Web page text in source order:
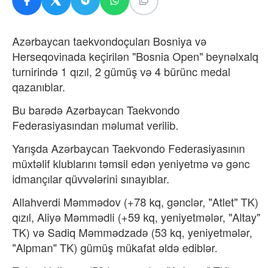
Azərbaycan taekvondoçuları Bosniya və
Herseqovinada keçirilən "Bosnia Open" beynəlxalq
turnirində 1 qızıl, 2 gümüş və 4 bürünc medal
qazanıblar.
Bu barədəAzərbaycan Taekvondo
Federasiyasından məlumat verilib.
Yarışda Azərbaycan Taekvondo Federasiyasının
müxtəlif klublarını təmsil edən yeniyetmə və gənc
idmançılar qüvvələrini sınayıblar.
Allahverdi Məmmədov (+78 kq, gənclər, "Atlet" TK)
qızıl, Aliyə Məmmədli (+59 kq, yeniyetmələr, "Altay"
TK) və Sadiq Məmmədzadə (53 kq, yeniyetmələr,
"Alpman" TK) gümüş mükafat əldə ediblər.